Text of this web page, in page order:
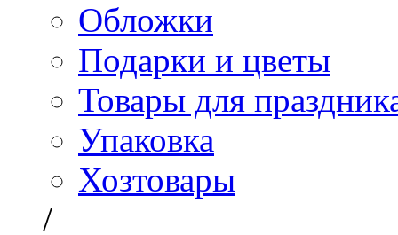
Обложки
Подарки и цветы
Товары для
Упаковка
Хозтовары
/